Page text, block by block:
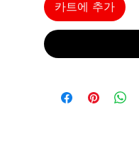
카트에 추가